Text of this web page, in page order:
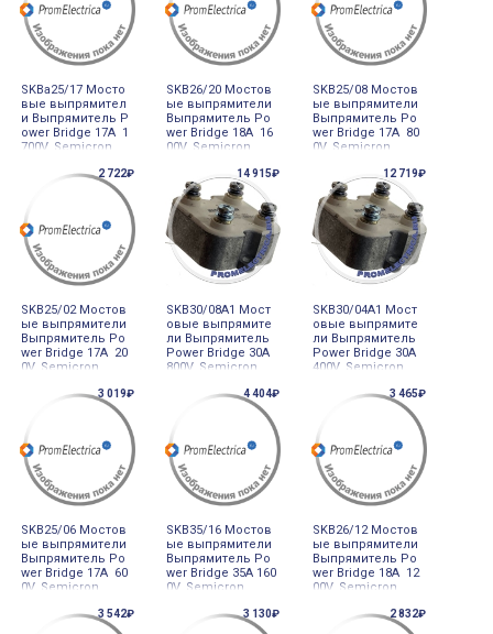
SKBa25/17 Мосто
вые выпрямител
и Выпрямитель P
ower Bridge 17A 1
700V, Semicron
SKB26/20 Мостов
ые выпрямители
Выпрямитель Po
wer Bridge 18A 16
00V, Semicron
SKB25/08 Мостов
ые выпрямители
Выпрямитель Po
wer Bridge 17A 80
0V, Semicron
2 722₽
SKB25/02 Мостов
ые выпрямители
Выпрямитель Po
wer Bridge 17A 20
0V, Semicron
14 915₽
SKB30/08A1 Мост
овые выпрямите
ли Выпрямитель
Power Bridge 30A
800V, Semicron
12 719₽
SKB30/04A1 Мост
овые выпрямите
ли Выпрямитель
Power Bridge 30A
400V, Semicron
3 019₽
SKB25/06 Мостов
ые выпрямители
Выпрямитель Po
wer Bridge 17A 60
0V, Semicron
4 404₽
SKB35/16 Мостов
ые выпрямители
Выпрямитель Po
wer Bridge 35A 160
0V, Semicron
3 465₽
SKB26/12 Мостов
ые выпрямители
Выпрямитель Po
wer Bridge 18A 12
00V, Semicron
3 542₽ 3 130₽ 2 832₽